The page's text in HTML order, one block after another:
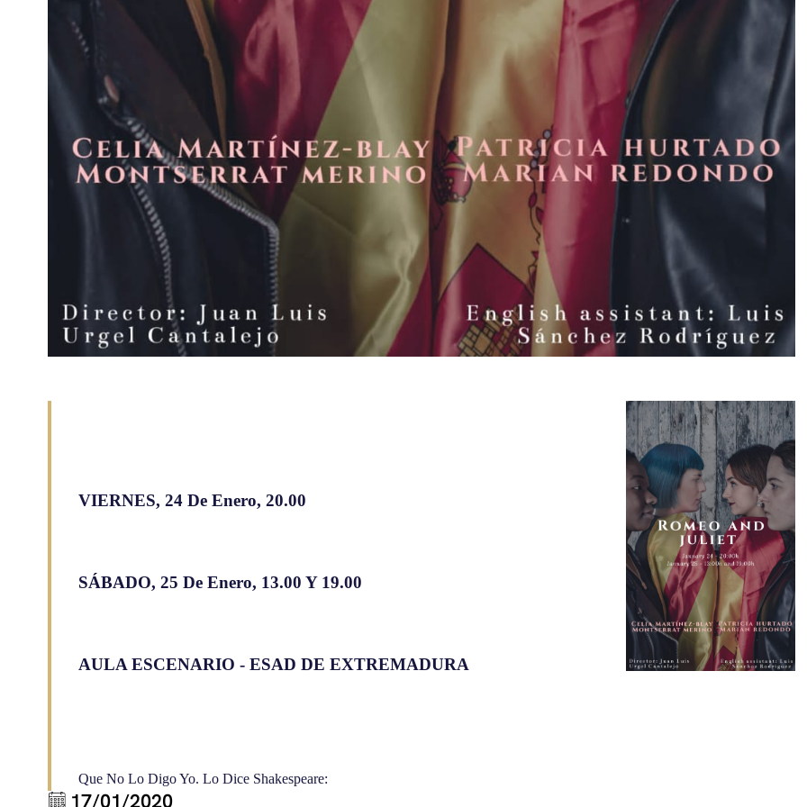
VIERNES, 24 De Enero, 20.00
SÁBADO, 25 De Enero, 13.00 Y 19.00
AULA ESCENARIO - ESAD DE EXTREMADURA
Que No Lo Digo Yo. Lo Dice Shakespeare:
17/01/2020